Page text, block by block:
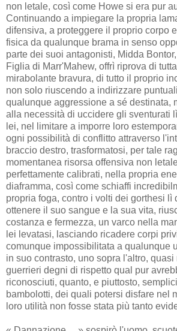
non letale, così come Howe si era pur
Continuando a impiegare la propria
difensiva, a proteggere il proprio corpo
fisica da qualunque brama in senso
parte dei suoi antagonisti, Midda
Figlia di Marr'Mahew, offrì riprova di
mirabolante bravura, di tutto il proprio
non solo riuscendo a indirizzare
qualunque aggressione a sé destinata,
alla necessità di uccidere gli sventurati
lei, nel limitare a imporre loro
ogni possibilità di conflitto attraverso
braccio destro, trasformatosi, per tale
momentanea risorsa offensiva non
perfettamente calibrati, nella propria
diaframma, così come schiaffi
propria foga, contro i volti dei gorthesi lì
ottenere il suo sangue e la sua vita,
costanza e fermezza, un varco nella
lei levatasi, lasciando ricadere corpi
comunque impossibilitata a qualunque
in suo contrasto, uno sopra l'altro, quasi
guerrieri degni di rispetto qual pur
riconosciuti, quanto, e piuttosto,
bambolotti, dei quali potersi disfare nel
loro utilità non fosse stata più tanto